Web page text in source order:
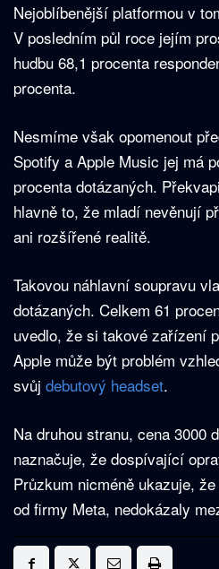
Nejoblíbenější platformou v
V posledním půl roce jejím
hudbu 68,1 procenta
procenta.
Nesmíme však opomenout
Spotify a Apple Music jej má
procenta dotázaných.
hlavně to, že mladí nevěnují
ani rozšířené realitě.
Takovou náhlavní soupravu
dotázaných. Celkem 61
uvedlo, že si takové zařízení
Apple může být problém
svůj debutový headset.
Na druhou stranu, cena 3000
naznačuje, že dospívající
Průzkum nicméně ukazuje,
od firmy Meta, nedokázaly